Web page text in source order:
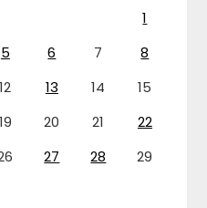
1
5 6 7
8
12 13 14
15
19 20 21
22
27 28
29